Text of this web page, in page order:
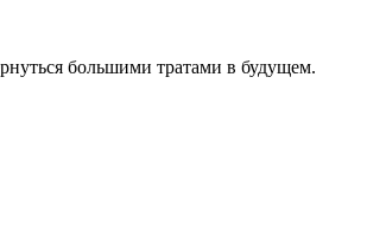
большими тратами в будущем.